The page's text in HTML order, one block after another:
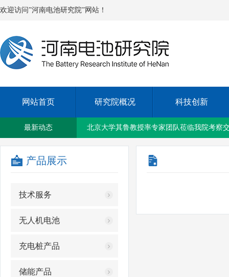
欢迎访问”河南电池研究院”网站！
网站首页 研究院概况 科技创新
最新动态
新乡国资集团与新乡铁塔公司签订战略合作
北京大学其鲁教授率专家团队莅临我院考察
我院召开2023年上半年度工作会议
省委改革办调研组莅临我院参观调研
产品展示
技术服务
无人机电池
充电桩产品
储能产品